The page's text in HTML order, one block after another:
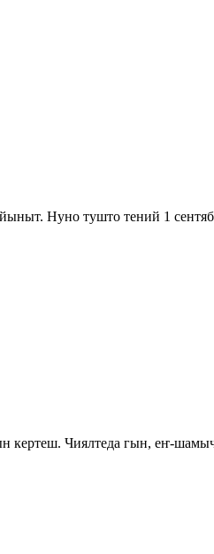
Нуно тушто тений 1
кертеш. Чиялтеда гын, еҥ-